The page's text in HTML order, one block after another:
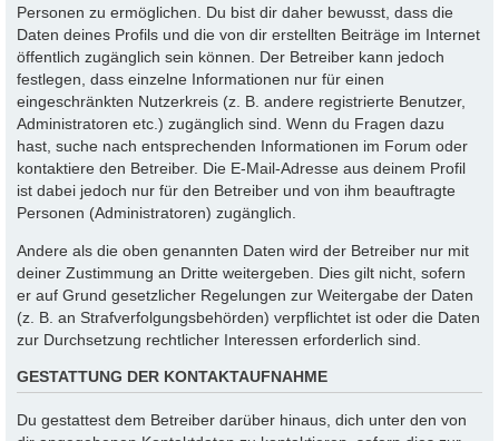
Personen zu ermöglichen. Du bist dir daher bewusst, dass die
Daten deines Profils und die von dir erstellten Beiträge im Internet
öffentlich zugänglich sein können. Der Betreiber kann jedoch
festlegen, dass einzelne Informationen nur für einen
eingeschränkten Nutzerkreis (z. B. andere registrierte Benutzer,
Administratoren etc.) zugänglich sind. Wenn du Fragen dazu
hast, suche nach entsprechenden Informationen im Forum oder
kontaktiere den Betreiber. Die E-Mail-Adresse aus deinem Profil
ist dabei jedoch nur für den Betreiber und von ihm beauftragte
Personen (Administratoren) zugänglich.
Andere als die oben genannten Daten wird der Betreiber nur mit
deiner Zustimmung an Dritte weitergeben. Dies gilt nicht, sofern
er auf Grund gesetzlicher Regelungen zur Weitergabe der Daten
(z. B. an Strafverfolgungsbehörden) verpflichtet ist oder die Daten
zur Durchsetzung rechtlicher Interessen erforderlich sind.
GESTATTUNG DER KONTAKTAUFNAHME
Du gestattest dem Betreiber darüber hinaus, dich unter den von